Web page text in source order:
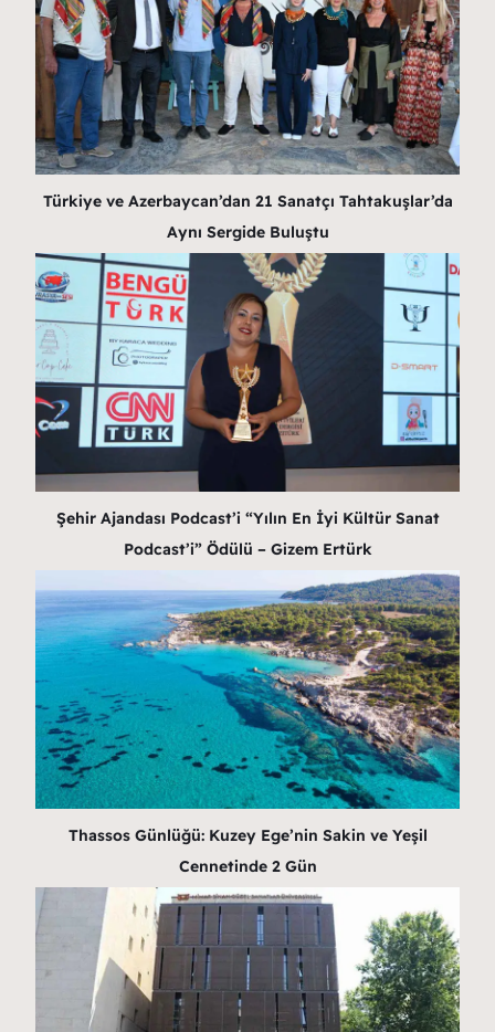
Türkiye ve Azerbaycan’dan 21 Sanatçı Tahtakuşlar’da
Aynı Sergide Buluştu
Şehir Ajandası Podcast’i “Yılın En İyi Kültür Sanat
Podcast’i” Ödülü – Gizem Ertürk
Thassos Günlüğü: Kuzey Ege’nin Sakin ve Yeşil
Cennetinde 2 Gün